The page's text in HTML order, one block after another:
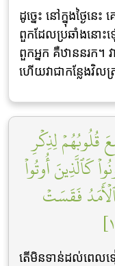
ដូច្នេះ នៅក្នុងថ្ងៃ
ពួកដែលប្រឆាំងនោះ
ពួកអ្នក គឺឋាននរក។
ហើយវាជាកន្លែងវិ
قُلُوبُهُمۡ لِذِكۡرِ
كَٱلَّذِينَ أُوتُواْ
فَقَسَتۡ
តើមិនទាន់ដល់ពេលទ